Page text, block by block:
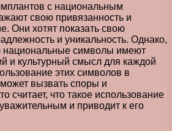
с национальным
свою привязанность и
Они хотят показать свою
и уникальность. Однако,
национальные символы имеют
и культурный смысл для каждой
этих символов в
вызвать споры и
считает, что такое использование
и приводит к его